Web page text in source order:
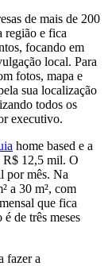
de mais de 200
região e fica
focando em
local. Para
fotos, mapa e
sua localização
todos os
executivo.
home based e a
R$ 12,5 mil. O
por mês. Na
a 30 m², com
que fica
de três meses
fazer a